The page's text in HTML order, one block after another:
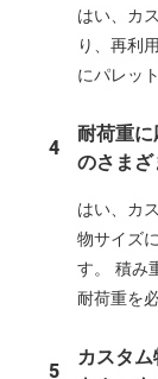
はい、カ
り、再利
にパレッ
4
耐荷重
のさま
はい、カ
物サイズ
す。 積み
耐荷重を
5
カスタ